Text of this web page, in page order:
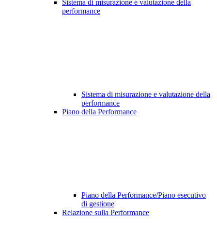
Sistema di misurazione e valutazione della
performance
Sistema di misurazione e valutazione della
performance
Piano della Performance
Piano della Performance/Piano esecutivo
di gestione
Relazione sulla Performance